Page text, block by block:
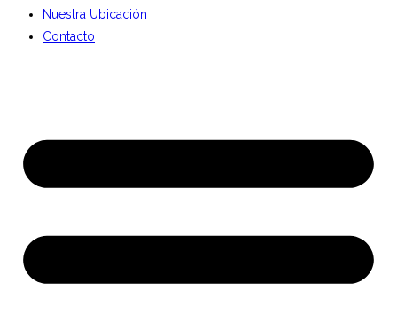
Nuestra Ubicación
Contacto